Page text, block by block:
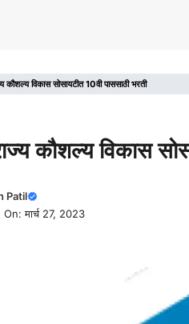
कौशल्य विकास सोसायटीत 10वी पाससाठी भरती
कौशल्य विकास
Patil
मार्च 27, 2023